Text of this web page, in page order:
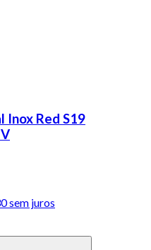
Inox Red S19
sem juros